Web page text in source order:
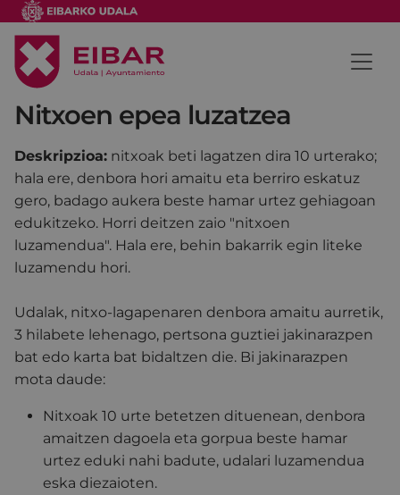
Nitxoen epea luzatzea
Deskripzioa: nitxoak beti lagatzen dira 10 urterako;
hala ere, denbora hori amaitu eta berriro eskatuz
gero, badago aukera beste hamar urtez gehiagoan
edukitzeko. Horri deitzen zaio "nitxoen
luzamendua". Hala ere, behin bakarrik egin liteke
luzamendu hori.
Udalak, nitxo-lagapenaren denbora amaitu aurretik,
3 hilabete lehenago, pertsona guztiei jakinarazpen
bat edo karta bat bidaltzen die. Bi jakinarazpen
mota daude:
Nitxoak 10 urte betetzen dituenean, denbora
amaitzen dagoela eta gorpua beste hamar
urtez eduki nahi badute, udalari luzamendua
eska diezaioten.